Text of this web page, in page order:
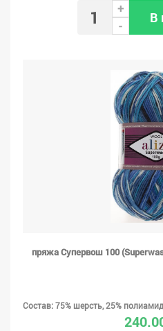
+
-
В
пряжа Супервош 100
Состав: 75% шерсть, 25%